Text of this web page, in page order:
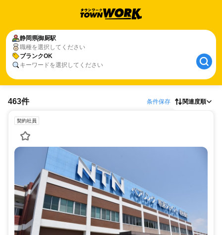
静岡県御厨駅
職種を選択してください
ブランクOK
キーワードを選択してください
463件 条件保存 関連度順
契約社員